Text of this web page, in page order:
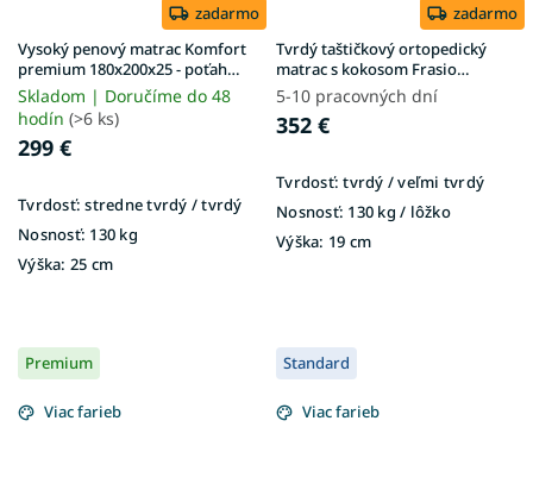
zadarmo
Vysoký penový matrac Komfort
premium 180x200x25 - poťah
Exclusive Premium
Skladom | Doručíme do 48
hodín (>6 ks)
299 €
Tvrdosť: stredne tvrdý / tvrdý
Nosnosť: 130 kg
Výška: 25 cm
zadarmo
Tvrdý taštičkový ortopedický
matrac s kokosom Frasio
180x200
5-10 pracovných dní
352 €
Tvrdosť: tvrdý / veľmi tvrdý
Nosnosť: 130 kg / lôžko
Výška: 19 cm
Premium
Viac farieb
Standard
Viac farieb